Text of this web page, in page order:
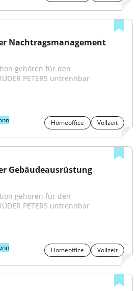
Nachtragsmanagement
gehören für den
PETERS untrennbar
Homeoffice Vollzeit
Gebäudeausrüstung
gehören für den
PETERS untrennbar
Homeoffice Vollzeit